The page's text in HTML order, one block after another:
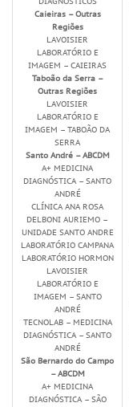
Caieiras – Outras
Regiões
LAVOISIER
LABORATÓRIO E
IMAGEM – CAIEIRAS
Taboão da Serra –
Outras Regiões
LAVOISIER
LABORATÓRIO E
IMAGEM – TABOÃO DA
SERRA
Santo André – ABCDM
A+ MEDICINA
DIAGNÓSTICA – SANTO
ANDRÉ
CLÍNICA ANA ROSA
DELBONI AURIEMO –
UNIDADE SANTO ANDRE
LABORATÓRIO CAMPANA
LABORATÓRIO HORMON
LAVOISIER
LABORATÓRIO E
IMAGEM – SANTO
ANDRÉ
TECNOLAB – MEDICINA
DIAGNÓSTICA – SANTO
ANDRÉ
São Bernardo do Campo
– ABCDM
A+ MEDICINA
DIAGNÓSTICA – SÃO